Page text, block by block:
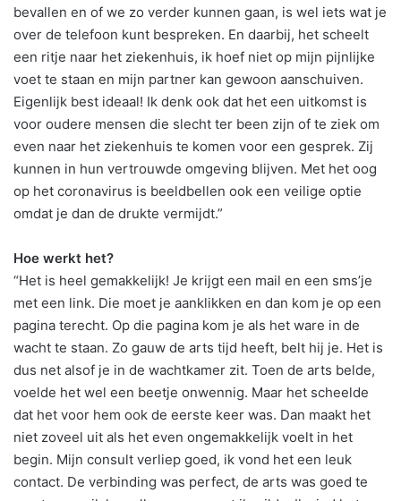
bevallen en of we zo verder kunnen gaan, is wel iets wat je
over de telefoon kunt bespreken. En daarbij, het scheelt
een ritje naar het ziekenhuis, ik hoef niet op mijn pijnlijke
voet te staan en mijn partner kan gewoon aanschuiven.
Eigenlijk best ideaal! Ik denk ook dat het een uitkomst is
voor oudere mensen die slecht ter been zijn of te ziek om
even naar het ziekenhuis te komen voor een gesprek. Zij
kunnen in hun vertrouwde omgeving blijven. Met het oog
op het coronavirus is beeldbellen ook een veilige optie
omdat je dan de drukte vermijdt.”
Hoe werkt het?
“Het is heel gemakkelijk! Je krijgt een mail en een sms’je
met een link. Die moet je aanklikken en dan kom je op een
pagina terecht. Op die pagina kom je als het ware in de
wacht te staan. Zo gauw de arts tijd heeft, belt hij je. Het is
dus net alsof je in de wachtkamer zit. Toen de arts belde,
voelde het wel een beetje onwennig. Maar het scheelde
dat het voor hem ook de eerste keer was. Dan maakt het
niet zoveel uit als het even ongemakkelijk voelt in het
begin. Mijn consult verliep goed, ik vond het een leuk
contact. De verbinding was perfect, de arts was goed te